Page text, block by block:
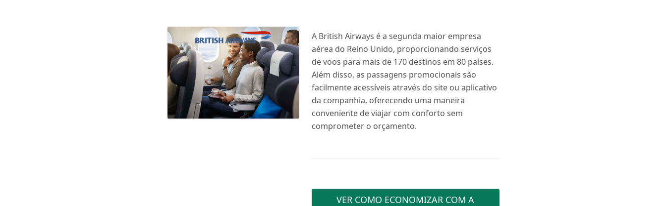
A British Airways é a segunda maior empresa
aérea do Reino Unido, proporcionando serviços
de voos para mais de 170 destinos em 80 países.
Além disso, as passagens promocionais são
facilmente acessíveis através do site ou aplicativo
da companhia, oferecendo uma maneira
conveniente de viajar com conforto sem
comprometer o orçamento.
VER COMO ECONOMIZAR COM A